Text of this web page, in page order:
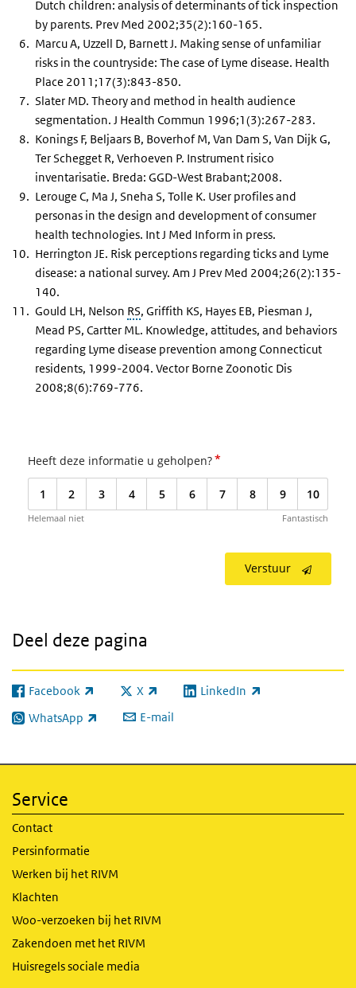
Dutch children: analysis of determinants of tick inspection
by parents. Prev Med 2002;35(2):160-165.
Marcu A, Uzzell D, Barnett J. Making sense of unfamiliar
risks in the countryside: The case of Lyme disease. Health
Place 2011;17(3):843-850.
Slater MD. Theory and method in health audience
segmentation. J Health Commun 1996;1(3):267-283.
Konings F, Beljaars B, Boverhof M, Van Dam S, Van Dijk G,
Ter Schegget R, Verhoeven P. Instrument risico
inventarisatie. Breda: GGD-West Brabant;2008.
Lerouge C, Ma J, Sneha S, Tolle K. User profiles and
personas in the design and development of consumer
health technologies. Int J Med Inform in press.
Herrington JE. Risk perceptions regarding ticks and Lyme
disease: a national survey. Am J Prev Med 2004;26(2):135-
140.
Gould LH, Nelson RS, Griffith KS, Hayes EB, Piesman J,
Mead PS, Cartter ML. Knowledge, attitudes, and behaviors
regarding Lyme disease prevention among Connecticut
residents, 1999-2004. Vector Borne Zoonotic Dis
2008;8(6):769-776.
Heeft deze informatie u geholpen?*
1 2 3 4 5 6 7 8 9 10
Helemaal niet Fantastisch
Verstuur
Deel deze pagina
Facebook
(externe link) X
(externe link) LinkedIn
(externe link)
WhatsApp
(externe link) E-mail
Service
Contact
Persinformatie
Werken bij het RIVM
Klachten
Woo-verzoeken bij het RIVM
Zakendoen met het RIVM
Huisregels sociale media